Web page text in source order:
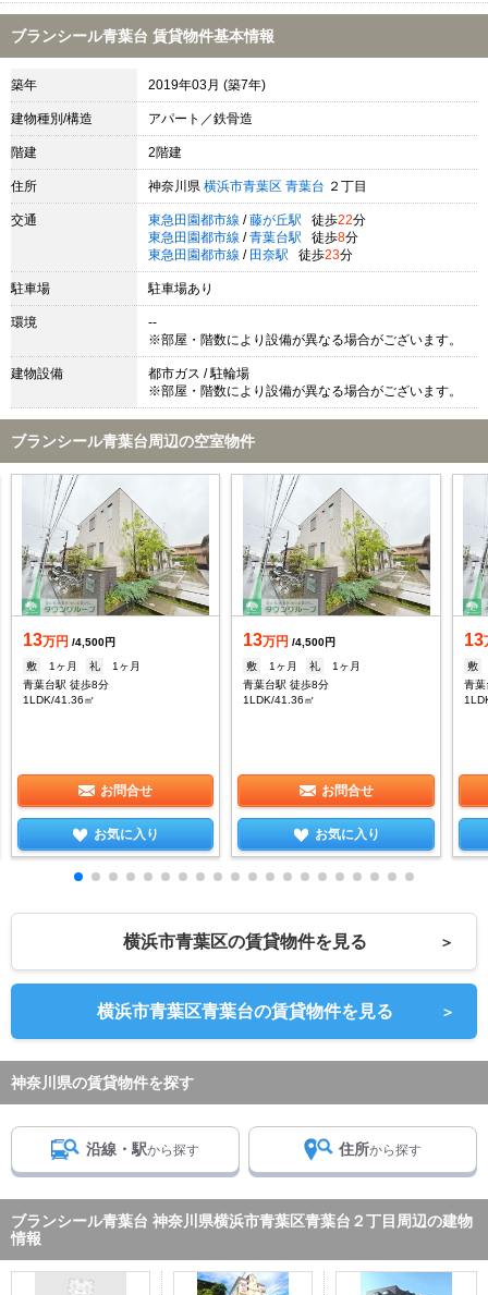
ブランシール青葉台 賃貸物件基本情報
築年 2019年03月 (築7年)
建物種別/構造 アパート／鉄骨造
階建 2階建
住所 神奈川県 横浜市青葉区 青葉台 ２丁目
交通 東急田園都市線 / 藤が丘駅 徒歩22分
東急田園都市線 / 青葉台駅 徒歩8分
東急田園都市線 / 田奈駅 徒歩23分
駐車場 駐車場あり
環境
--
※部屋・階数により設備が異なる場合がございます。
建物設備
都市ガス / 駐輪場
※部屋・階数により設備が異なる場合がございます。
ブランシール青葉台周辺の空室物件
13万円 /4,500円
敷
1ヶ月 礼
1ヶ月
青葉台駅 徒歩8分
1LDK/41.36㎡
お問合せ
お気に入り
13万円 /4,500円
敷
1ヶ月 礼
1ヶ月
青葉台駅 徒歩8分
1LDK/41.36㎡
お問合せ
お気に入り
13
敷
青葉
横浜市青葉区の賃貸物件を見る ＞
横浜市青葉区青葉台の賃貸物件を見る ＞
神奈川県の賃貸物件を探す
沿線・駅から探す 住所から探す
ブランシール青葉台 神奈川県横浜市青葉区青葉台２丁目周辺の建物
情報